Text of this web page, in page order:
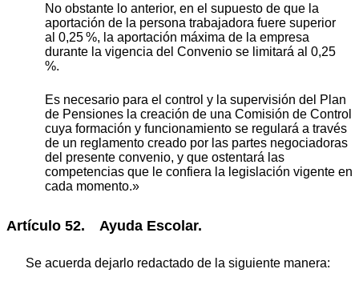
No obstante lo anterior, en el supuesto de que la
aportación de la persona trabajadora fuere superior
al 0,25 %, la aportación máxima de la empresa
durante la vigencia del Convenio se limitará al 0,25
%.
Es necesario para el control y la supervisión del Plan
de Pensiones la creación de una Comisión de Control
cuya formación y funcionamiento se regulará a través
de un reglamento creado por las partes negociadoras
del presente convenio, y que ostentará las
competencias que le confiera la legislación vigente en
cada momento.»
Artículo 52. Ayuda Escolar.
Se acuerda dejarlo redactado de la siguiente manera: